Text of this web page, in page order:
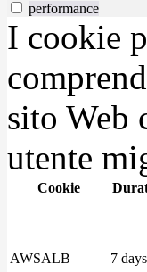
performance
I cookie
sito Web
utente
Cookie
AWSALB 7 days